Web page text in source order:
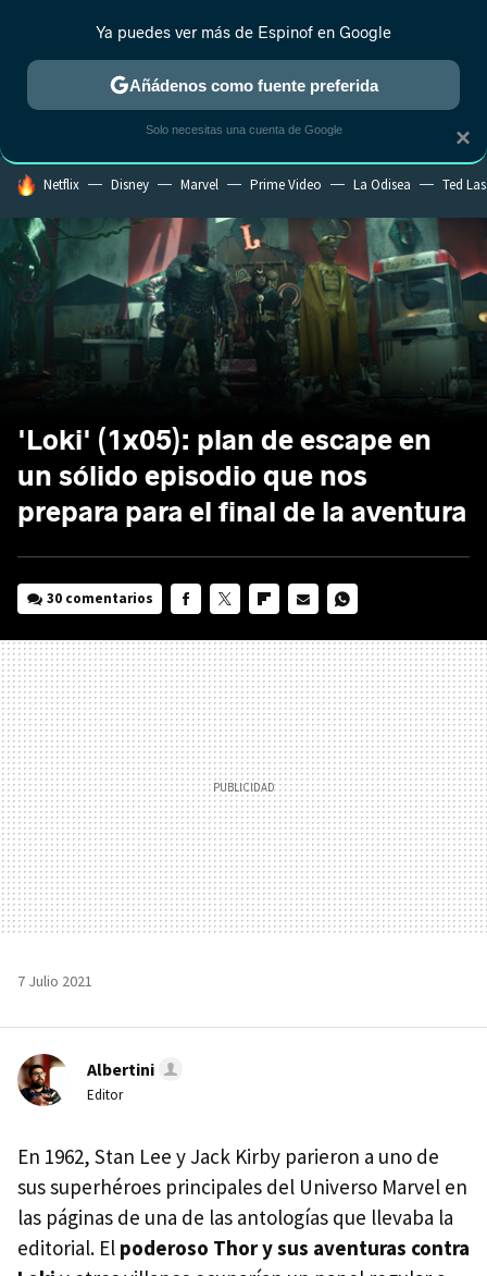
ESTRENOS REALITY ANIME RANKINGS CINE
HOY SE HABLA DE
Netflix Disney Marvel Prime Video La Odisea Ted
'Loki' (1x05): plan de escape en
un sólido episodio que nos
prepara para el final de la aventura
30 comentarios
MAIL
7 Julio 2021
Albertini
Editor
En 1962, Stan Lee y Jack Kirby parieron a uno de
sus superhéroes principales del Universo Marvel en
las páginas de una de las antologías que llevaba la
editorial. El poderoso Thor y sus aventuras contra
×
Ya puedes ver más de Espinof en Google
Añádenos como fuente preferida
Solo necesitas una cuenta de Google